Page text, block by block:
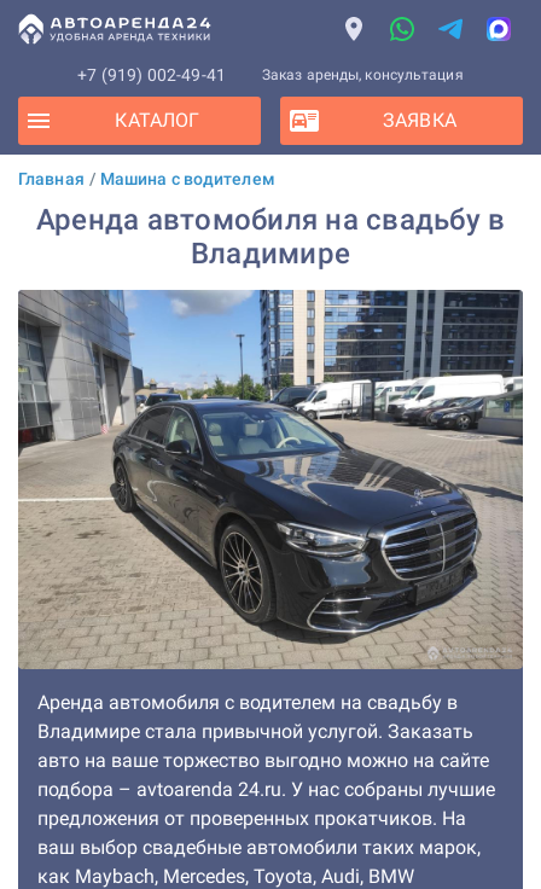
+7 (919) 002-49-41 Заказ аренды, консультация
КАТАЛОГ ЗАЯВКА
Главная / Машина с водителем
Аренда автомобиля на свадьбу в
Владимире
Аренда автомобиля с водителем на свадьбу в
Владимире стала привычной услугой. Заказать
авто на ваше торжество выгодно можно на сайте
подбора – avtoarenda 24.ru. У нас собраны лучшие
предложения от проверенных прокатчиков. На
ваш выбор свадебные автомобили таких марок,
как Maybach, Mercedes, Toyota, Audi, BMW